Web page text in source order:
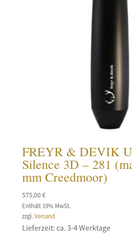
FREYR & DEVIK
Silence 3D – 281
mm Creedmoor)
575,00€
Enthält 19% MwSt.
zzgl. Versand
Lieferzeit: ca. 3-4 Werktage